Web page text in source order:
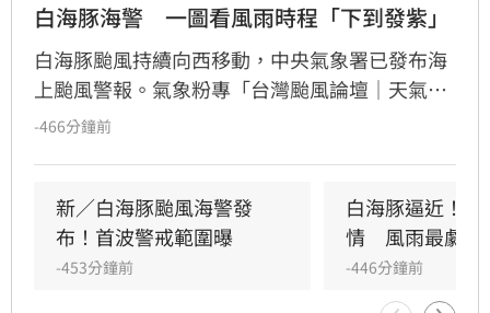
白海豚海警　一圖看風雨時程「下到發紫」
白海豚颱風持續向西移動，中央氣象署已發布海
上颱風警報。氣象粉專「台灣颱風論壇｜天氣特
急」預估，明（8）日起受外圍環流影響，中部
全天須嚴防陣陣強風與大雨，尤其北部及中部山
區因地形抬升，雨勢可能相當猛烈。建議民眾暫
停或延期週末的山區、溪河及海邊活動。
-466分鐘前
新／白海豚颱風海警發
布！首波警戒範圍曝
-453分鐘前
白海豚逼近！
情　風雨最劇時
-446分鐘前